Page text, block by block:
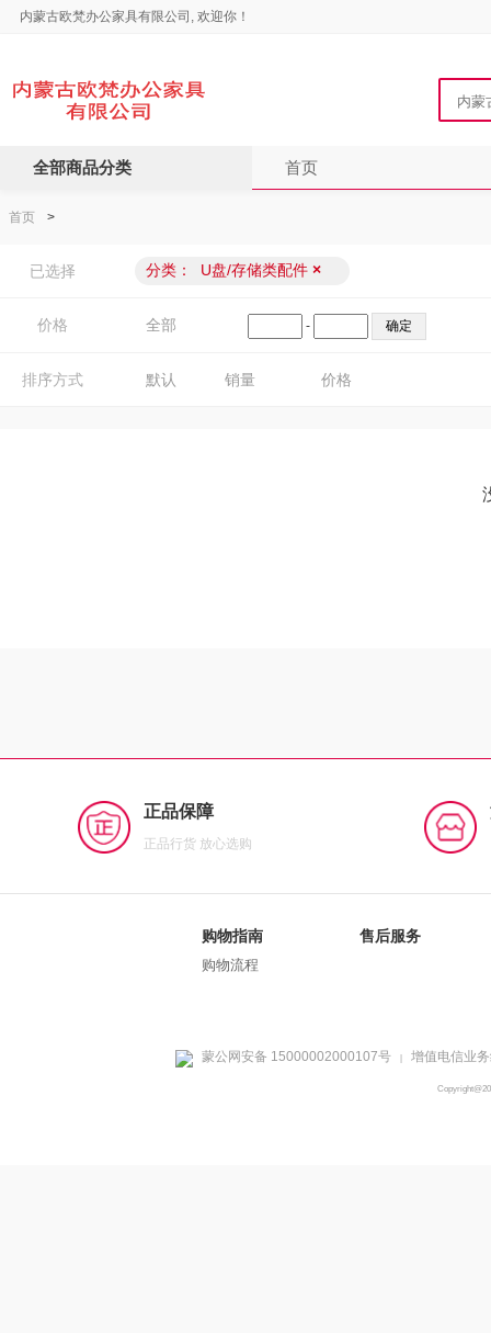
内蒙古欧梵办公家具有限公司, 欢迎你！
全部商品分类 首页
首页 >
已选择 分类： U盘/存储类配件 ×
价格 全部 -
排序方式 默认 销量 价格
正品保障
正品行货 放心选购
购物指南
购物流程
售后服务
蒙公网安备 15000002000107号 | 增值电信业